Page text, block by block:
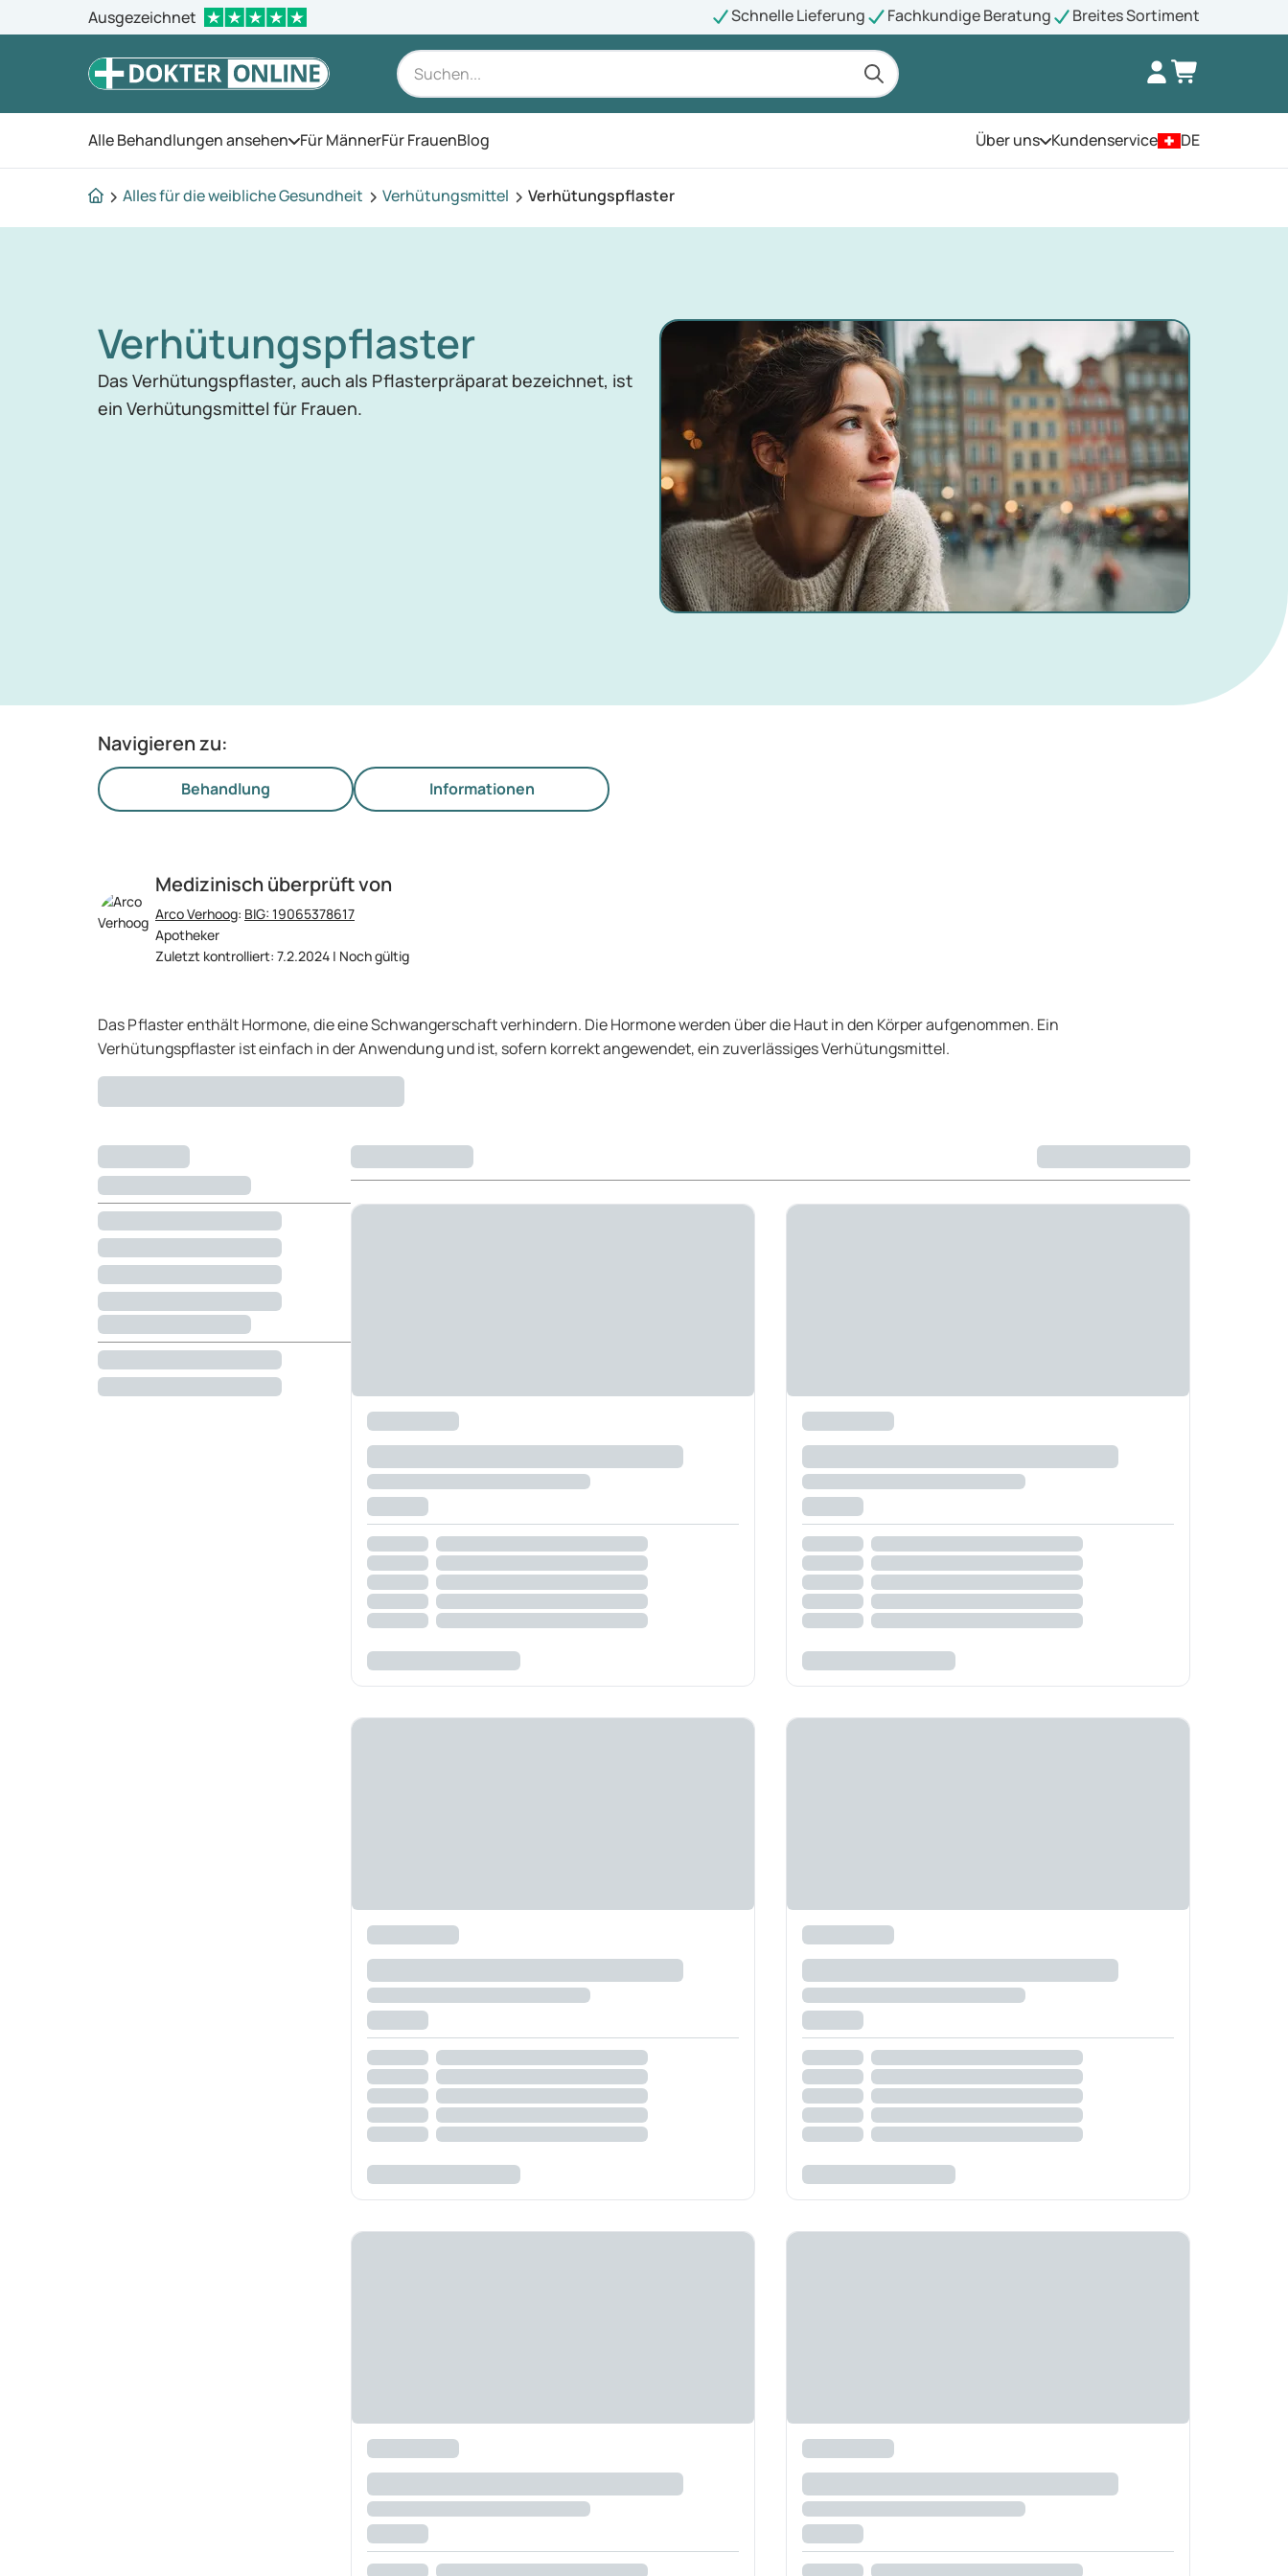
Ausgezeichnet Schnelle Lieferung Fachkundige Beratung Breites Sortiment
Alle Behandlungen ansehen Öffnen Sie das Menü
Für MännerFür FrauenBlog Über unsÖffnen Sie das Menü
Kundenservice DE
Alles für die weibliche Gesundheit Verhütungsmittel Verhütungspflaster
Verhütungspflaster
Das Verhütungspflaster, auch als Pflasterpräparat bezeichnet, ist
ein Verhütungsmittel für Frauen.
Navigieren zu:
Behandlung Informationen
Medizinisch überprüft von
Arco Verhoog: BIG: 19065378617
Apotheker
Zuletzt kontrolliert: 7.2.2024 | Noch gültig
Das Pflaster enthält Hormone, die eine Schwangerschaft verhindern. Die Hormone werden über die Haut in den Körper aufgenommen. Ein
Verhütungspflaster ist einfach in der Anwendung und ist, sofern korrekt angewendet, ein zuverlässiges Verhütungsmittel.